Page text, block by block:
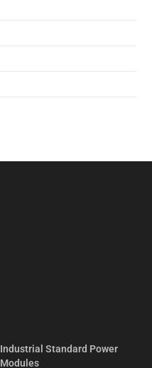
Industrial Standard Power
Modules